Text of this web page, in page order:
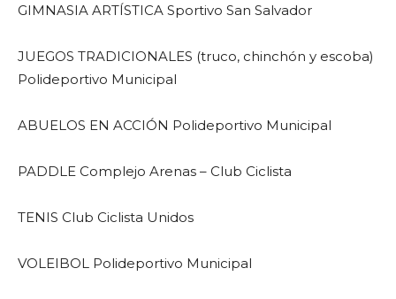
GIMNASIA ARTÍSTICA Sportivo San Salvador
JUEGOS TRADICIONALES (truco, chinchón y escoba)
Polideportivo Municipal
ABUELOS EN ACCIÓN Polideportivo Municipal
PADDLE Complejo Arenas – Club Ciclista
TENIS Club Ciclista Unidos
VOLEIBOL Polideportivo Municipal